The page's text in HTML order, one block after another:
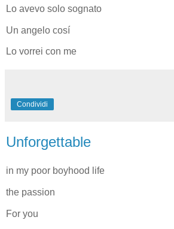
Lo avevo solo sognato
Un angelo cosí
Lo vorrei con me
Condividi
Unforgettable
in my poor boyhood life
the passion
For you